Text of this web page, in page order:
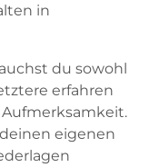
in
du sowohl
erfahren
eigenen